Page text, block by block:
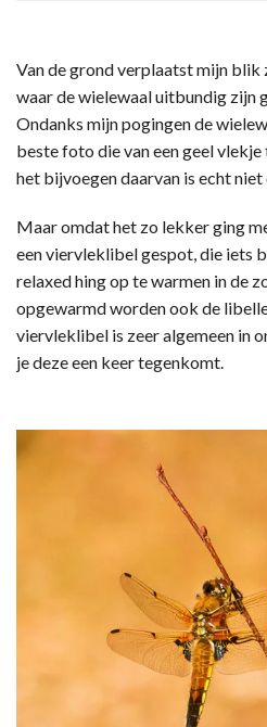
Van de grond verplaatst mijn blik
waar de wielewaal uitbundig zijn
Ondanks mijn pogingen de
beste foto die van een geel vlekje
het bijvoegen daarvan is echt niet
Maar omdat het zo lekker ging
een viervleklibel gespot, die iets
relaxed hing op te warmen in de
opgewarmd worden ook de
viervleklibel is zeer algemeen in
je deze een keer tegenkomt.